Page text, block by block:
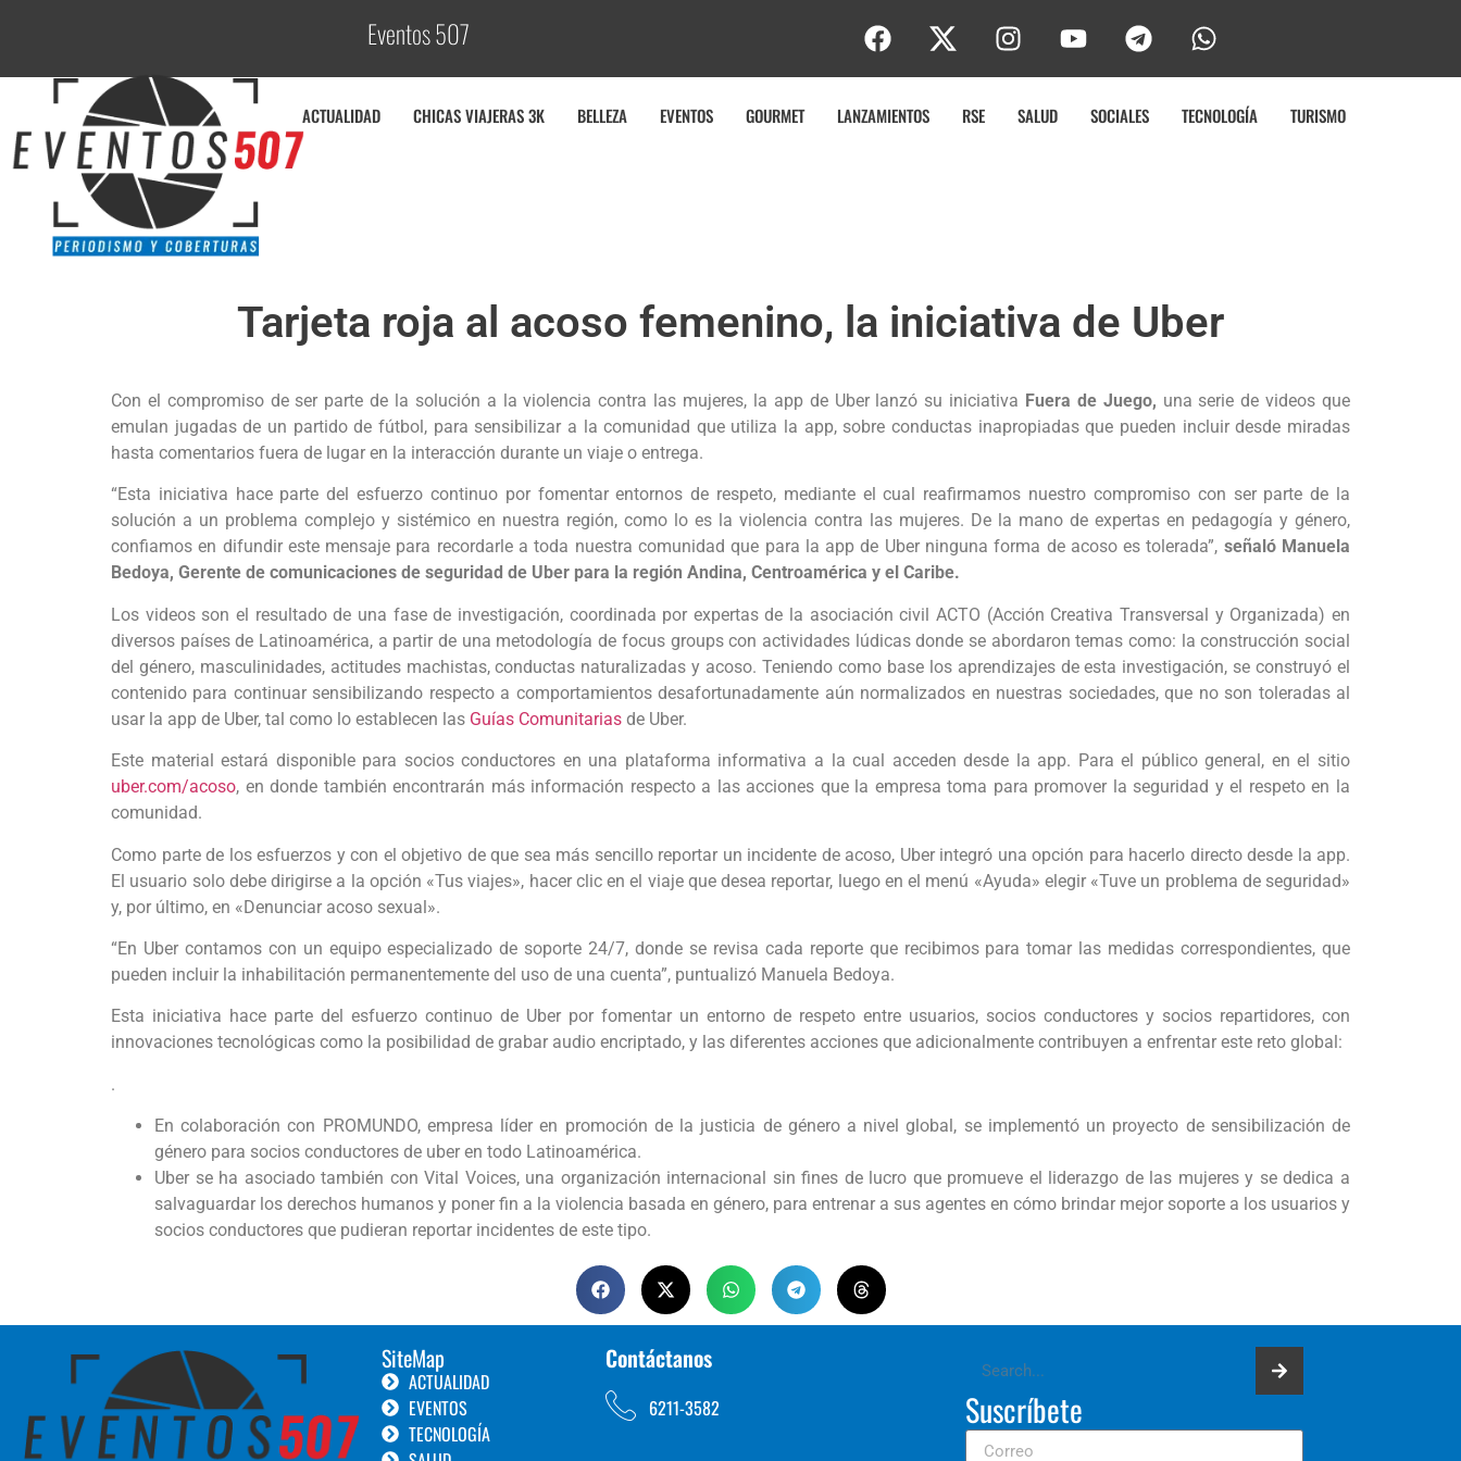
Eventos 507C
ACTUALIDAD CHICAS VIAJERAS 3K BELLEZA EVENTOS GOURMET LANZAMIENTOS RSE SALUD SOCIALES TECNOLOGÍA TURISMO
Tarjeta roja al acoso femenino, la iniciativa de Uber
Con el compromiso de ser parte de la solución a la violencia contra las mujeres, la app de Uber lanzó su iniciativa Fuera de Juego, una serie de videos que
emulan jugadas de un partido de fútbol, para sensibilizar a la comunidad que utiliza la app, sobre conductas inapropiadas que pueden incluir desde miradas
hasta comentarios fuera de lugar en la interacción durante un viaje o entrega.
“Esta iniciativa hace parte del esfuerzo continuo por fomentar entornos de respeto, mediante el cual reafirmamos nuestro compromiso con ser parte de la
solución a un problema complejo y sistémico en nuestra región, como lo es la violencia contra las mujeres. De la mano de expertas en pedagogía y género,
confiamos en difundir este mensaje para recordarle a toda nuestra comunidad que para la app de Uber ninguna forma de acoso es tolerada”, señaló Manuela
Bedoya, Gerente de comunicaciones de seguridad de Uber para la región Andina, Centroamérica y el Caribe.
Los videos son el resultado de una fase de investigación, coordinada por expertas de la asociación civil ACTO (Acción Creativa Transversal y Organizada) en
diversos países de Latinoamérica, a partir de una metodología de focus groups con actividades lúdicas donde se abordaron temas como: la construcción social
del género, masculinidades, actitudes machistas, conductas naturalizadas y acoso. Teniendo como base los aprendizajes de esta investigación, se construyó el
contenido para continuar sensibilizando respecto a comportamientos desafortunadamente aún normalizados en nuestras sociedades, que no son toleradas al
usar la app de Uber, tal como lo establecen las Guías Comunitarias de Uber.
Este material estará disponible para socios conductores en una plataforma informativa a la cual acceden desde la app. Para el público general, en el sitio
uber.com/acoso, en donde también encontrarán más información respecto a las acciones que la empresa toma para promover la seguridad y el respeto en la
comunidad.
Como parte de los esfuerzos y con el objetivo de que sea más sencillo reportar un incidente de acoso, Uber integró una opción para hacerlo directo desde la app.
El usuario solo debe dirigirse a la opción «Tus viajes», hacer clic en el viaje que desea reportar, luego en el menú «Ayuda» elegir «Tuve un problema de seguridad»
y, por último, en «Denunciar acoso sexual».
“En Uber contamos con un equipo especializado de soporte 24/7, donde se revisa cada reporte que recibimos para tomar las medidas correspondientes, que
pueden incluir la inhabilitación permanentemente del uso de una cuenta”, puntualizó Manuela Bedoya.
Esta iniciativa hace parte del esfuerzo continuo de Uber por fomentar un entorno de respeto entre usuarios, socios conductores y socios repartidores, con
innovaciones tecnológicas como la posibilidad de grabar audio encriptado, y las diferentes acciones que adicionalmente contribuyen a enfrentar este reto global:
.
En colaboración con PROMUNDO, empresa líder en promoción de la justicia de género a nivel global, se implementó un proyecto de sensibilización de
género para socios conductores de uber en todo Latinoamérica.
Uber se ha asociado también con Vital Voices, una organización internacional sin fines de lucro que promueve el liderazgo de las mujeres y se dedica a
salvaguardar los derechos humanos y poner fin a la violencia basada en género, para entrenar a sus agentes en cómo brindar mejor soporte a los usuarios y
socios conductores que pudieran reportar incidentes de este tipo.
SiteMap
ACTUALIDAD
EVENTOS
TECNOLOGÍA
Contáctanos
6211-3582 Suscríbete